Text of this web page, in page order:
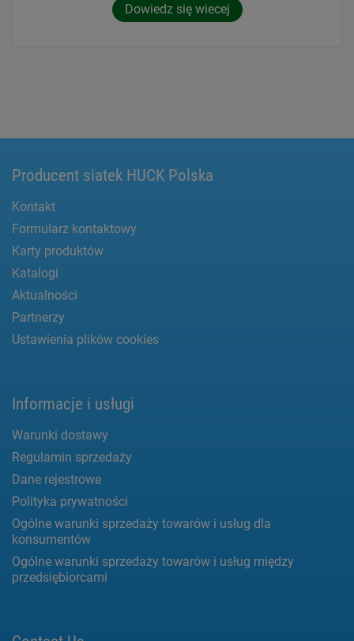
Dowiedz się wiecej
Producent siatek HUCK Polska
Kontakt
Formularz kontaktowy
Karty produktów
Katalogi
Aktualności
Partnerzy
Ustawienia plików cookies
Informacje i usługi
Warunki dostawy
Regulamin sprzedaży
Dane rejestrowe
Polityka prywatności
Ogólne warunki sprzedaży towarów i usług dla
konsumentów
Ogólne warunki sprzedaży towarów i usług między
przedsiębiorcami